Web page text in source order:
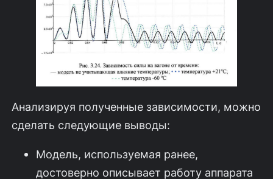
Анализируя полученные зависимости, можно
сделать следующие выводы:
Модель, используемая ранее,
достоверно описывает работу аппарата